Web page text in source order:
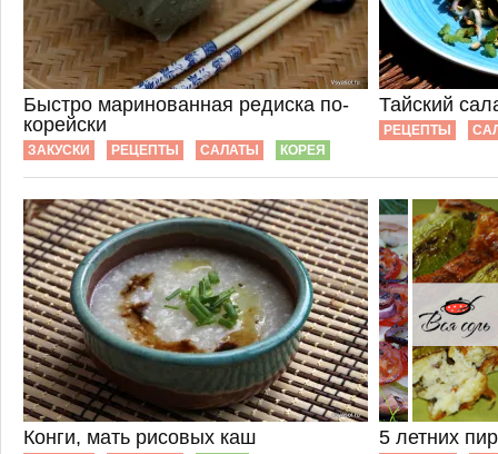
Быстро маринованная редиска по-
корейски
ЗАКУСКИ РЕЦЕПТЫ САЛАТЫ КОРЕЯ
Тайский
РЕЦЕПТЫ
Конги, мать рисовых каш 5 летних